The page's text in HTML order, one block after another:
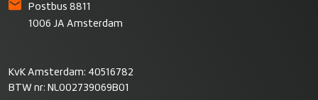
Postbus 8811
1006 JA Amsterdam
KvK Amsterdam: 40516782
BTW nr: NL002739069B01